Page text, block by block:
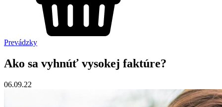
Prevádzky
Ako sa vyhnúť vysokej faktúre?
06.09.22